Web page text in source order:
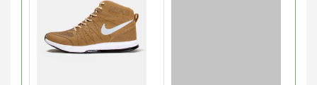
محصول
دارای
انواع
مختلفی